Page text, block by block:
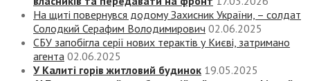
На щиті повернувся додому Захисник України, – солдат
Солодкий Серафим Володимирович 02.06.2025
СБУ запобігла серії нових терактів у Києві, затримано
агента 02.06.2025
У Калиті горів житловий будинок 19.05.2025